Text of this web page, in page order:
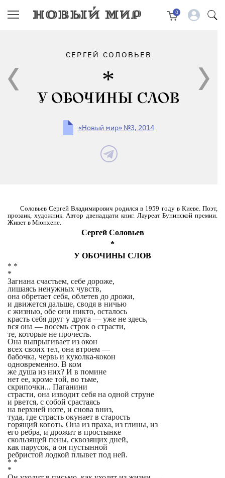
0
СЕРГЕЙ СОЛОВЬЕВ
У ОБОЧИНЫ СЛОВ
«Новый мир» №3, 2014
Соловьев Сергей Владимирович родился в 1959 году в Киеве. Поэт,
прозаик, художник. Автор двенадцати книг. Лауреат Бунинской премии.
Живет в Мюнхене.
Сергей Соловьев
*
У ОБОЧИНЫ СЛОВ
* *
*
Загнана счастьем, себе дороже,
лишаясь ненужных чувств,
она обретает себя, облетев до дрожи,
и движется дальше, сводя в ничью
с жизнью, обе они никто, осталось
красть себя друг у друга — уже не здесь,
вся она — восемь строк о страсти,
те, которые не прочесть.
Она выпрыгивает из окон
всех своих тел, она втроем —
бабочка, червь и куколка-кокон
одновременно. В ком
же душа из них? И в помине
нет ее, кроме той, во тьме,
скрипочки... Паганини
страсти, она изводит себя на одной струне
и рвется, с собой срастаясь
на верхней ноте, и снова вниз,
туда, где страсть окунает в старость
горящий коготь. Она из праха, из глины, из
его ребра, и дрожит в простынке
скользящей пены, сквозящих дней,
как парусок, а он пустынной
ребристой лодкой плывет под ней.
* *
*